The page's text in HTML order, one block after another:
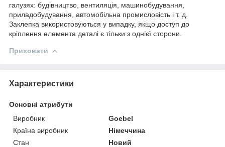
галузях: будівництво, вентиляція, машинобудування,
приладобудування, автомобільна промисловість і т. д.
Заклепка використовуються у випадку, якщо доступ до
кріплення елемента деталі є тільки з однієї сторони.
Приховати
Характеристики
Основні атрибути
Виробник
Goebel
Країна виробник
Німеччина
Стан
Новий